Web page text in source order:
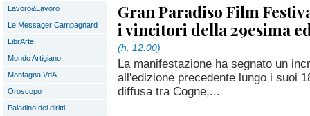
Lavoro&Lavoro
Le Messager Campagnard
LibrArte
Mondo Artigiano
Montagna VdA
Oroscopo
Paladino dei diritti
Gran Paradiso Film
i vincitori della 29esima
(h. 12:00)
La manifestazione ha segnato un
all'edizione precedente lungo i suoi
diffusa tra Cogne,...